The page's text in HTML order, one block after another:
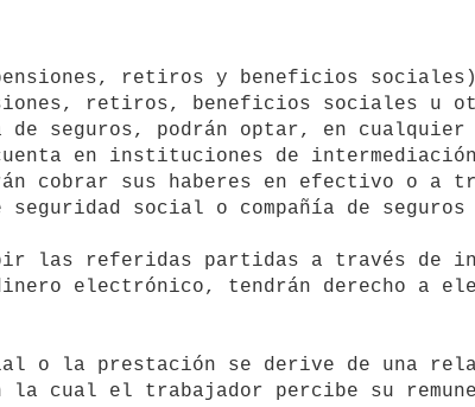
retiros, beneficios sociales u
de seguros, podrán optar, en
en instituciones de
cobrar sus haberes en efectivo o a
social o compañía de seguros
electrónico, tendrán derecho a
cual el trabajador percibe su